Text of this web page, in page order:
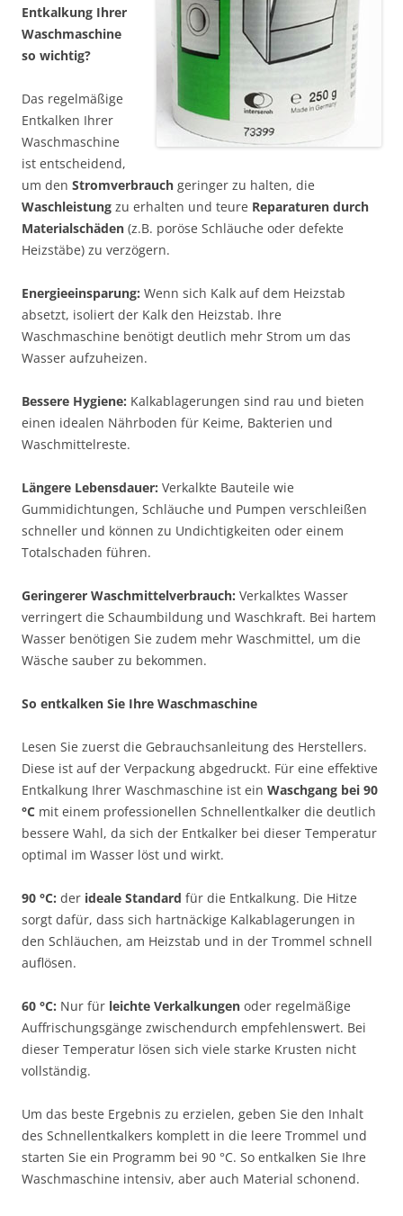
Entkalkung Ihrer
Waschmaschine
so wichtig?
Das regelmäßige
Entkalken Ihrer
Waschmaschine
ist entscheidend,
um den Stromverbrauch geringer zu halten, die
Waschleistung zu erhalten und teure Reparaturen durch
Materialschäden (z.B. poröse Schläuche oder defekte
Heizstäbe) zu verzögern.
Energieeinsparung: Wenn sich Kalk auf dem Heizstab
absetzt, isoliert der Kalk den Heizstab. Ihre
Waschmaschine benötigt deutlich mehr Strom um das
Wasser aufzuheizen.
Bessere Hygiene: Kalkablagerungen sind rau und bieten
einen idealen Nährboden für Keime, Bakterien und
Waschmittelreste.
Längere Lebensdauer: Verkalkte Bauteile wie
Gummidichtungen, Schläuche und Pumpen verschleißen
schneller und können zu Undichtigkeiten oder einem
Totalschaden führen.
Geringerer Waschmittelverbrauch: Verkalktes Wasser
verringert die Schaumbildung und Waschkraft. Bei hartem
Wasser benötigen Sie zudem mehr Waschmittel, um die
Wäsche sauber zu bekommen.
So entkalken Sie Ihre Waschmaschine
Lesen Sie zuerst die Gebrauchsanleitung des Herstellers.
Diese ist auf der Verpackung abgedruckt. Für eine effektive
Entkalkung Ihrer Waschmaschine ist ein Waschgang bei 90
°C mit einem professionellen Schnellentkalker die deutlich
bessere Wahl, da sich der Entkalker bei dieser Temperatur
optimal im Wasser löst und wirkt.
90 °C: der ideale Standard für die Entkalkung. Die Hitze
sorgt dafür, dass sich hartnäckige Kalkablagerungen in
den Schläuchen, am Heizstab und in der Trommel schnell
auflösen.
60 °C: Nur für leichte Verkalkungen oder regelmäßige
Auffrischungsgänge zwischendurch empfehlenswert. Bei
dieser Temperatur lösen sich viele starke Krusten nicht
vollständig.
Um das beste Ergebnis zu erzielen, geben Sie den Inhalt
des Schnellentkalkers komplett in die leere Trommel und
starten Sie ein Programm bei 90 °C. So entkalken Sie Ihre
Waschmaschine intensiv, aber auch Material schonend.